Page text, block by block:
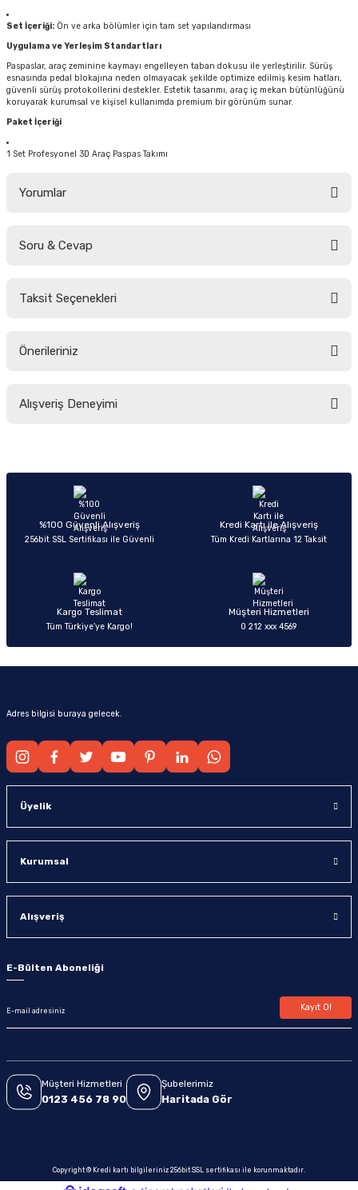
Set İçeriği: Ön ve arka bölümler için tam set yapılandırması
Uygulama ve Yerleşim Standartları
Paspaslar, araç zeminine kaymayı engelleyen taban dokusu ile yerleştirilir. Sürüş
esnasında pedal blokajına neden olmayacak şekilde optimize edilmiş kesim hatları,
güvenli sürüş protokollerini destekler. Estetik tasarımı, araç iç mekan bütünlüğünü
koruyarak kurumsal ve kişisel kullanımda premium bir görünüm sunar.
Paket İçeriği
1 Set Profesyonel 3D Araç Paspas Takımı
Yorumlar
Soru & Cevap
Taksit Seçenekleri
Önerileriniz
yetersiz gördüğünüz noktaları öneri formunu kullanarak tarafımıza
Ürün açıklamasında eksik bilgiler bulunuyor.
Ürün bilgilerinde hatalar bulunuyor.
Ürün fiyatı diğer sitelerden daha pahalı.
Alışveriş Deneyimi
Sitemize ilk yorumu siz yapın!
%100 Güvenli Alışveriş
256bit SSL Sertifikası ile Güvenli
Kredi Kartı ile Alışveriş
Tüm Kredi Kartlarına 12 Taksit
Kargo Teslimat
Tüm Türkiye’ye Kargo!
Müşteri Hizmetleri
0 212 xxx 4569
Adres bilgisi buraya gelecek.
Üyelik
Kurumsal
Alışveriş
E-Bülten Aboneliği
Kayıt Ol
Müşteri Hizmetleri
0123 456 78 90
Şubelerimiz
Haritada Gör
Copyright © Kredi kartı bilgileriniz 256bit SSL sertifikası ile korunmaktadır.